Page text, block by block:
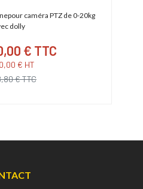
caméra PTZ de 0-20kg
dolly
€ TTC
€ HT
€ TTC